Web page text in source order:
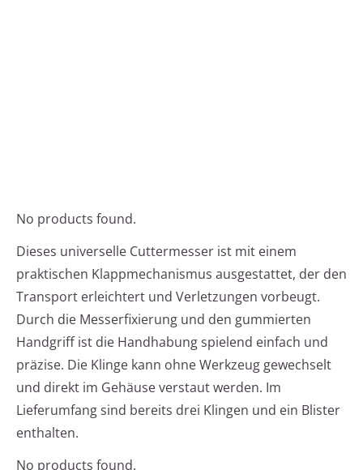
No products found.
Dieses universelle Cuttermesser ist mit einem
praktischen Klappmechanismus ausgestattet, der den
Transport erleichtert und Verletzungen vorbeugt.
Durch die Messerfixierung und den gummierten
Handgriff ist die Handhabung spielend einfach und
präzise. Die Klinge kann ohne Werkzeug gewechselt
und direkt im Gehäuse verstaut werden. Im
Lieferumfang sind bereits drei Klingen und ein Blister
enthalten.
No products found.